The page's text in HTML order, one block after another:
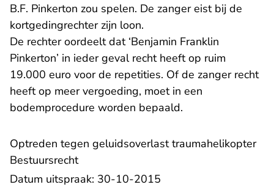
B.F. Pinkerton zou spelen. De zanger eist bij de
kortgedingrechter zijn loon.
De rechter oordeelt dat ‘Benjamin Franklin
Pinkerton’ in ieder geval recht heeft op ruim
19.000 euro voor de repetities. Of de zanger recht
heeft op meer vergoeding, moet in een
bodemprocedure worden bepaald.
Optreden tegen geluidsoverlast traumahelikopter
Bestuursrecht
Datum uitspraak: 30-10-2015